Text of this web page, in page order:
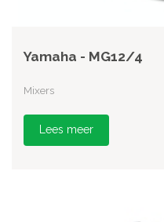
Yamaha - MG12/4
Mixers
Lees meer